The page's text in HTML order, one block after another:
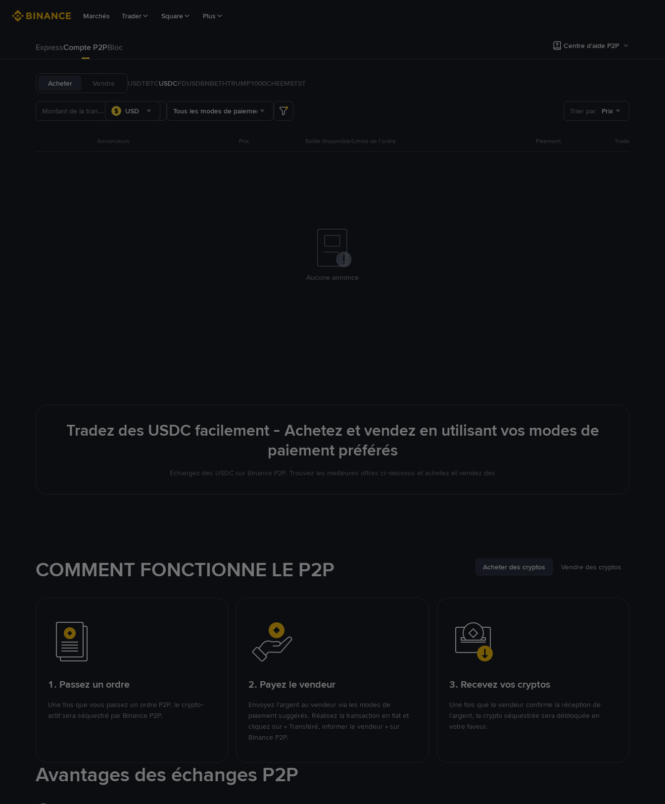
Marchés Trader Square Plus
ExpressCompte P2PBloc Centre d’aide P2P
Acheter Vendre USDTBTCUSDCFDUSDBNBETHTRUMP1000CHEEMSTST
USD Tous les modes de paiement Trier par Prix
Annonceurs Prix Solde disponible/Limite de l’ordre Paiement Trade
Aucune annonce
Tradez des USDC facilement - Achetez et vendez en utilisant vos modes de
paiement préférés
Échangez des USDC sur Binance P2P. Trouvez les meilleures offres ci-dessous et achetez et vendez des
COMMENT FONCTIONNE LE P2P Acheter des cryptos Vendre des cryptos
1. Passez un ordre
Une fois que vous passez un ordre P2P, le crypto-
actif sera séquestré par Binance P2P.
2. Payez le vendeur
Envoyez l’argent au vendeur via les modes de
paiement suggérés. Réalisez la transaction en fiat et
cliquez sur « Transféré, informer le vendeur » sur
Binance P2P.
3. Recevez vos cryptos
Une fois que le vendeur confirme la réception de
l’argent, la crypto séquestrée sera débloquée en
votre faveur.
Avantages des échanges P2P